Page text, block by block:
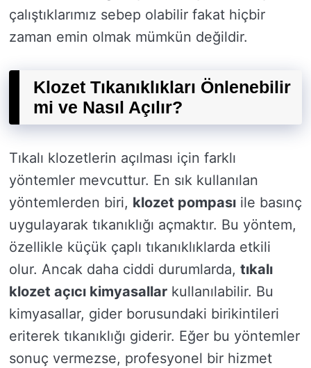
çalıştıklarımız sebep olabilir fakat hiçbir
zaman emin olmak mümkün değildir.
Klozet Tıkanıklıkları Önlenebilir
mi ve Nasıl Açılır?
Tıkalı klozetlerin açılması için farklı
yöntemler mevcuttur. En sık kullanılan
yöntemlerden biri, klozet pompası ile basınç
uygulayarak tıkanıklığı açmaktır. Bu yöntem,
özellikle küçük çaplı tıkanıklıklarda etkili
olur. Ancak daha ciddi durumlarda, tıkalı
klozet açıcı kimyasallar kullanılabilir. Bu
kimyasallar, gider borusundaki birikintileri
eriterek tıkanıklığı giderir. Eğer bu yöntemler
sonuç vermezse, profesyonel bir hizmet